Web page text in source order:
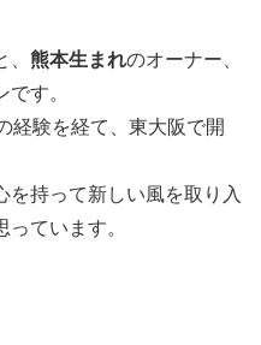
熊本生まれのオーナー、
す。
経験を経て、東大阪で開
を持って新しい風を取り入
ています。